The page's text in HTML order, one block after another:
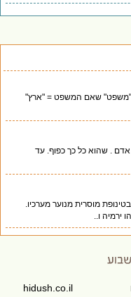
שאם המשפט = "ארץ"
. שהוא כל כך כפוף. עד
מוסרית מנוער מערכיו.
ו..
hidush.co.il